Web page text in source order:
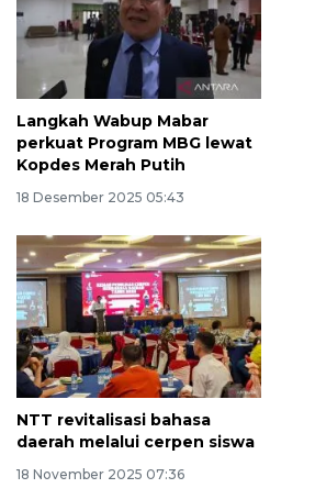
Langkah Wabup Mabar
perkuat Program MBG lewat
Kopdes Merah Putih
18 Desember 2025 05:43
NTT revitalisasi bahasa
daerah melalui cerpen siswa
18 November 2025 07:36